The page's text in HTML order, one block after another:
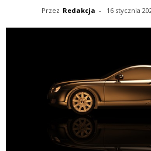
Przez Redakcja - 16 stycznia